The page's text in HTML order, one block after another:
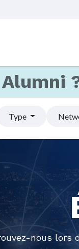
Type
nous lors